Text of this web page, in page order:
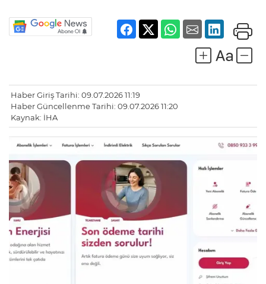
Haber Giriş Tarihi: 09.07.2026 11:19
Haber Güncellenme Tarihi: 09.07.2026 11:20
Kaynak: İHA